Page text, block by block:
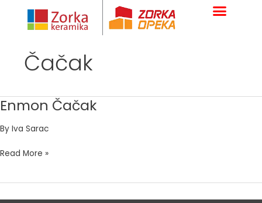
content
Čačak
Enmon Čačak
By Iva Sarac
Enmon
Read More »